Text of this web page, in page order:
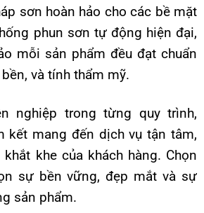
sơn hoàn hảo cho các bề mặt
phun sơn tự động hiện đại,
mỗi sản phẩm đều đạt chuẩn
và tính thẩm mỹ.
nghiệp trong từng quy trình,
kết mang đến dịch vụ tận tâm,
khe của khách hàng. Chọn
sự bền vững, đẹp mắt và sự
sản phẩm.